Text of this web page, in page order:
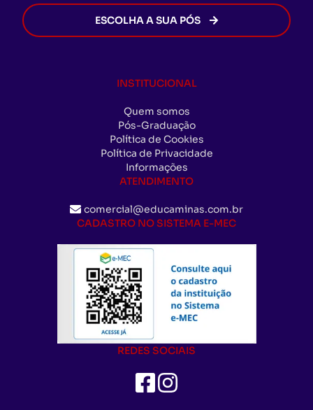
ESCOLHA A SUA PÓS
INSTITUCIONAL
Quem somos
Pós-Graduação
Política de Cookies
Política de Privacidade
Informações
ATENDIMENTO
comercial@educaminas.com.br
CADASTRO NO SISTEMA E-MEC
REDES SOCIAIS